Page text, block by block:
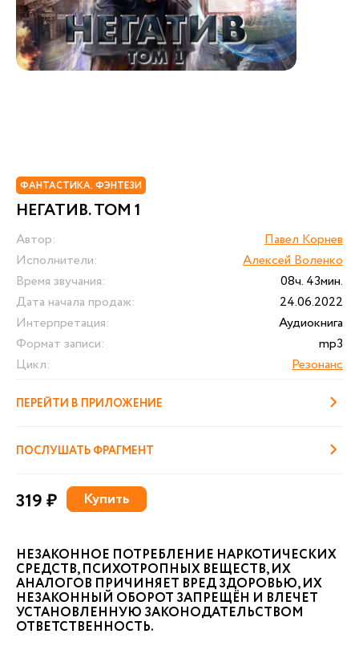
ФАНТАСТИКА. ФЭНТЕЗИ
НЕГАТИВ. ТОМ 1
Автор:
Павел Корнев
Исполнители:
Алексей Воленко
Время звучания:
08ч. 43мин.
Дата начала продаж:
24.06.2022
Интерпретация:
Аудиокнига
Формат записи:
mp3
Цикл:
Резонанс
ПЕРЕЙТИ В ПРИЛОЖЕНИЕ
ПОСЛУШАТЬ ФРАГМЕНТ
319 ₽ Купить
НЕЗАКОННОЕ ПОТРЕБЛЕНИЕ НАРКОТИЧЕСКИХ
СРЕДСТВ, ПСИХОТРОПНЫХ ВЕЩЕСТВ, ИХ
АНАЛОГОВ ПРИЧИНЯЕТ ВРЕД ЗДОРОВЬЮ, ИХ
НЕЗАКОННЫЙ ОБОРОТ ЗАПРЕЩЁН И ВЛЕЧЕТ
УСТАНОВЛЕННУЮ ЗАКОНОДАТЕЛЬСТВОМ
ОТВЕТСТВЕННОСТЬ.